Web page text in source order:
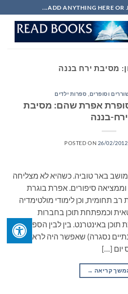
ADD ANYTHING HERE OR
מסיבת ירח בננה
וסופרים ספרות ילדים
אפרת שהם: מסיבת
ירח-בננה
POSTED ON 26/02/2012
באר טוביה. כשהיא לא מצליחה
סיפורים. אפרת בוגרת
רב תחומית, וכן לימודי מולטימדיה
וכמפתחת תוכן בחברות
באינטרנט. בין לבין הספיקה
נסגרה) שאפשר היה לראות
יום […]
קריאה →